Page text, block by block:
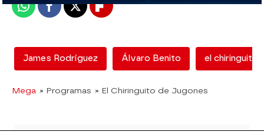
WhatsappFacebook
X Flipboard
James Rodríguez Álvaro Benito el chiringuito
Mega » Programas » El Chiringuito de Jugones